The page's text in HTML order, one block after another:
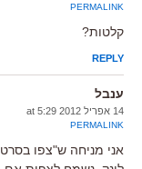
PERMALINK
קלטות?
REPLY
ענבל
14 אפריל 2012 at 5:29
PERMALINK
אני מניחה ש"צפו